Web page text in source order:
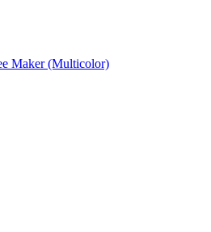
Maker (Multicolor)